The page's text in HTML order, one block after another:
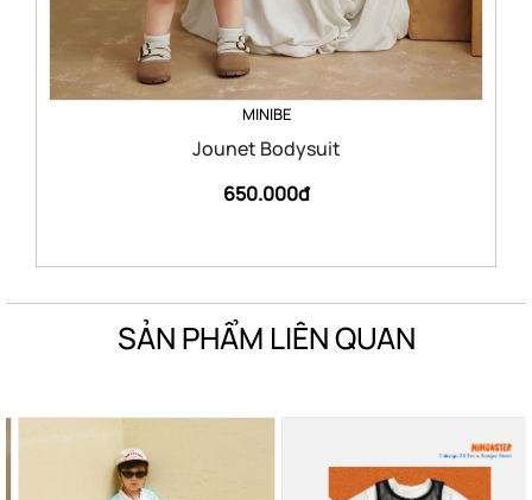
MINIBE
Jounet Bodysuit
650.000đ
SẢN PHẨM LIÊN QUAN